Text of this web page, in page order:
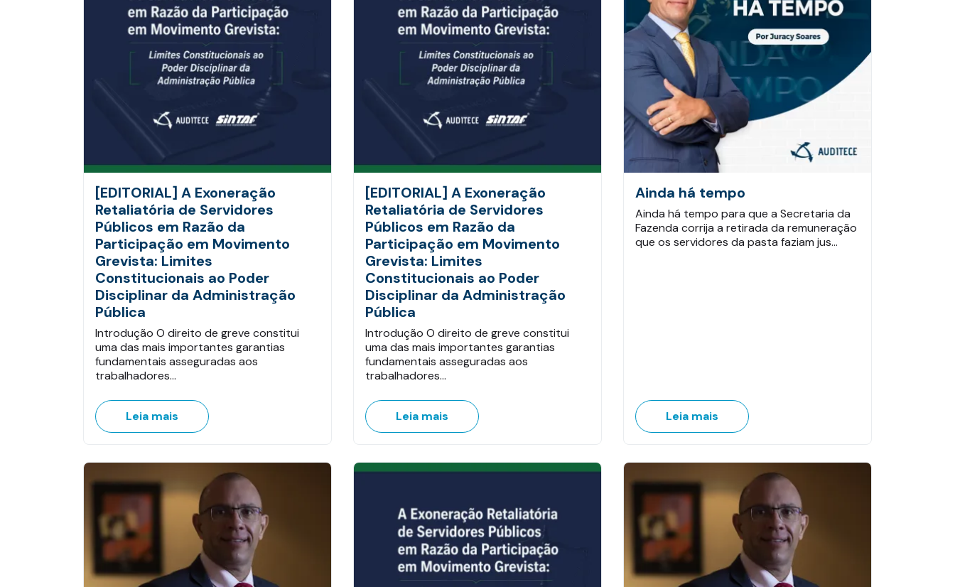
[EDITORIAL] A Exoneração
Retaliatória de Servidores
Públicos em Razão da
Participação em Movimento
Grevista: Limites
Constitucionais ao Poder
Disciplinar da Administração
Pública
Introdução O direito de greve constitui
uma das mais importantes garantias
fundamentais asseguradas aos
trabalhadores…
Leia mais
[EDITORIAL] A Exoneração
Retaliatória de Servidores
Públicos em Razão da
Participação em Movimento
Grevista: Limites
Constitucionais ao Poder
Disciplinar da Administração
Pública
Introdução O direito de greve constitui
uma das mais importantes garantias
fundamentais asseguradas aos
trabalhadores…
Leia mais
Ainda há tempo
Ainda há tempo para que a Secretaria da
Fazenda corrija a retirada da remuneração
que os servidores da pasta faziam jus…
Leia mais